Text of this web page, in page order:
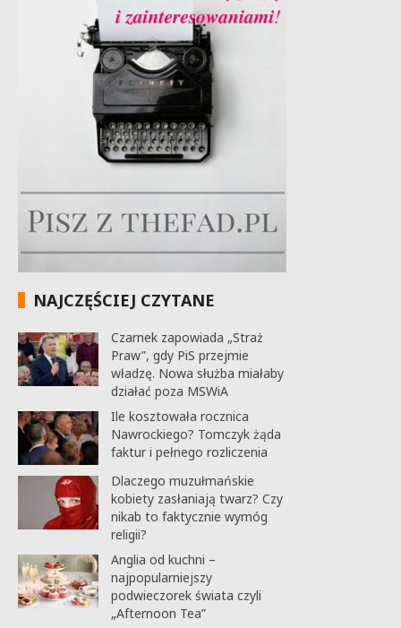
NAJCZĘŚCIEJ CZYTANE
Czarnek zapowiada „Straż
Praw”, gdy PiS przejmie
władzę. Nowa służba miałaby
działać poza MSWiA
Ile kosztowała rocznica
Nawrockiego? Tomczyk żąda
faktur i pełnego rozliczenia
Dlaczego muzułmańskie
kobiety zasłaniają twarz? Czy
nikab to faktycznie wymóg
religii?
Anglia od kuchni –
najpopularniejszy
podwieczorek świata czyli
„Afternoon Tea”